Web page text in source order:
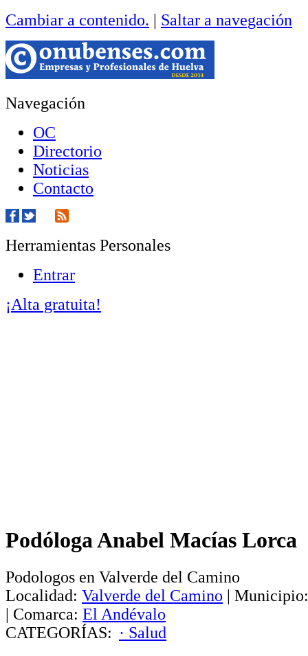
Cambiar a contenido. | Saltar a navegación
Navegación
OC
Directorio
Noticias
Contacto
Herramientas Personales
Entrar
¡Alta gratuita!
Podóloga Anabel Macías Lorca
Podologos en Valverde del Camino
Localidad: Valverde del Camino | Municipio:
| Comarca: El Andévalo
CATEGORÍAS: · Salud